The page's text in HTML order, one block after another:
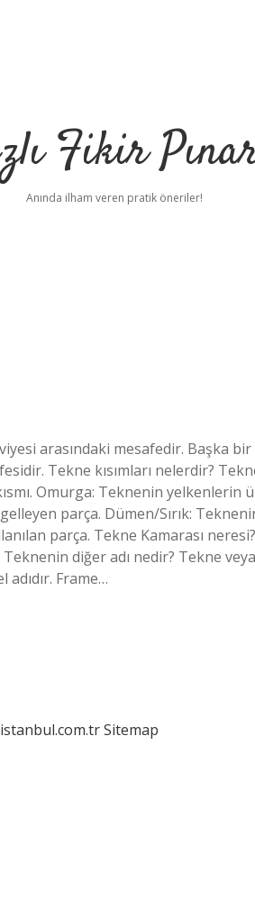
Fikir
Anında ilham veren pratik öneriler!
arasındaki mesafedir. Başka bir
Tekne kısımları nelerdir?
Omurga: Teknenin yelkenlerin
parça. Dümen/Sırık:
parça. Tekne Kamarası
Teknenin diğer adı nedir? Tekne
Frame…
Sitemap